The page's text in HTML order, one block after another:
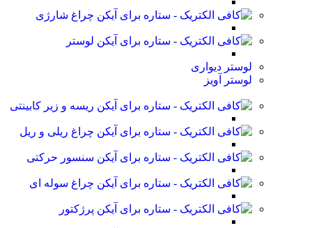
چراغ شارژی
لوستر
لوستر دیواری
لوستر آویز
ریسه و زیر کابینتی
چراغ ریلی و ریل
سنسور حرکتی
چراغ سوله ای
پرژکتور